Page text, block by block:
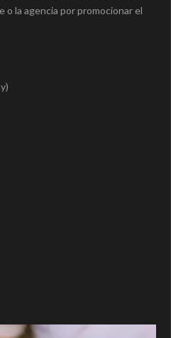
o la agencia por promocionar el